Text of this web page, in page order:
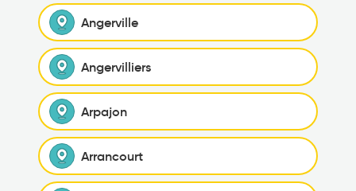
Angerville
Angervilliers
Arpajon
Arrancourt